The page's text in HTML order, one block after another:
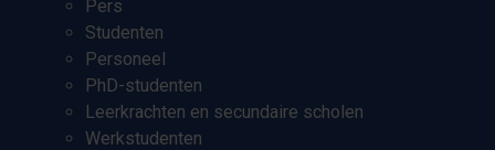
Pers
Studenten
Personeel
PhD-studenten
Leerkrachten en secundaire scholen
Werkstudenten